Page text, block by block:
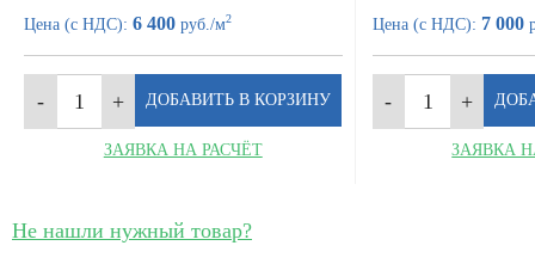
Цена (с НДС): 6 400 руб./м2
ЗАЯВКА НА РАСЧЁТ
Цена (с НДС): 7 000
ЗАЯВКА
Не нашли нужный товар?